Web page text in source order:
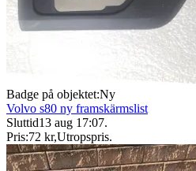
Badge på objektet:Ny
Volvo s80 ny framskärmslist
Sluttid13 aug 17:07.
Pris:72 kr,Utropspris.